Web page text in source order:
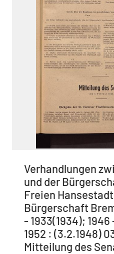
Verhandlungen
und der
Freien
Bürgerschaft
- 1933(1934); 1946
1952 : (3.2.1948)
Mitteilung des